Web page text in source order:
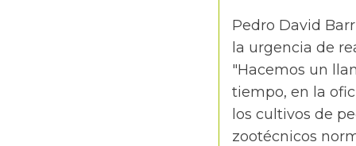
Pedro David
la urgencia de
"Hacemos un
tiempo, en la
los cultivos de
zootécnicos